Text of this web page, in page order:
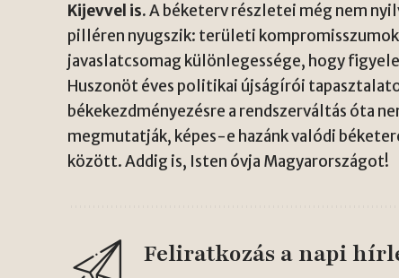
Kijevvel is.A béketerv részletei még nem
pilléren nyugszik: területi
javaslatcsomag különlegessége, hogy
Huszonöt éves politikai újságírói
békekezdményezésre a rendszerváltás óta
megmutatják, képes-e hazánk valódi
között. Addig is, Isten óvja Magyarországot!
Feliratkozás a napi